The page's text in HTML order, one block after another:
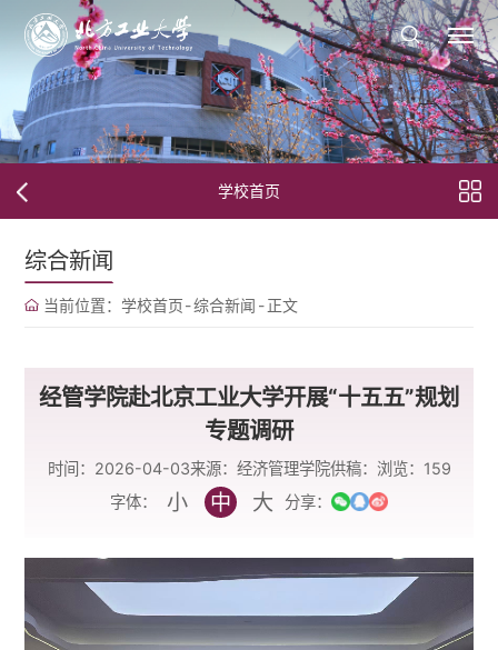
学校首页
综合新闻
当前位置： 学校首页-综合新闻 -正文
经管学院赴北京工业大学开展“十五五”规划
专题调研
时间：2026-04-03来源：经济管理学院供稿： 浏览： 159
字体：
小 中 大 分享：